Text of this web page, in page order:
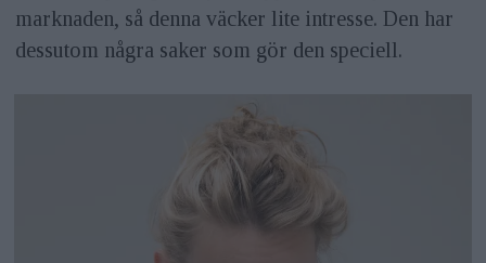
marknaden, så denna väcker lite intresse. Den har
dessutom några saker som gör den speciell.